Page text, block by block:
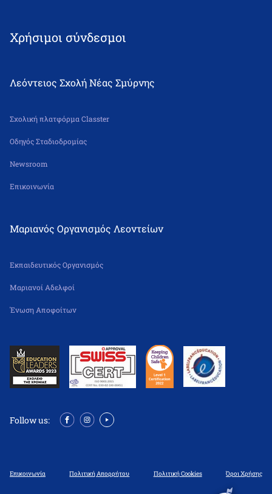
Χρήσιμοι σύνδεσμοι
Λεόντειος Σχολή Νέας Σμύρνης
Σχολική πλατφόρμα Classter
Οδηγός Σταδιοδρομίας
Newsroom
Επικοινωνία
Μαριανός Οργανισμός Λεοντείων
Εκπαιδευτικός Οργανισμός
Μαριανοί Αδελφοί
Ένωση Αποφοίτων
Follow us:
Επικοινωνία Πολιτική Απορρήτου Πολιτική Cookies Όροι Χρήσης